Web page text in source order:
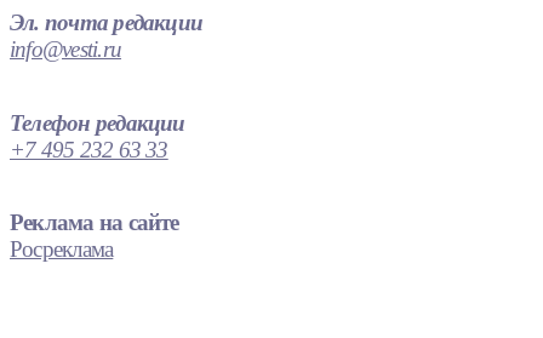
Эл. почта редакции
info@vesti.ru
Телефон редакции
+7 495 232 63 33
Реклама на сайте
Росреклама